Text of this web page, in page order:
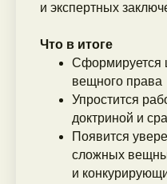
и экспертных
Что в итоге
Сформируется
вещного права
Упростится
доктриной и
Появится
сложных
и
курса